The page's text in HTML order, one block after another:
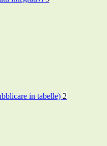
in tabelle) 2